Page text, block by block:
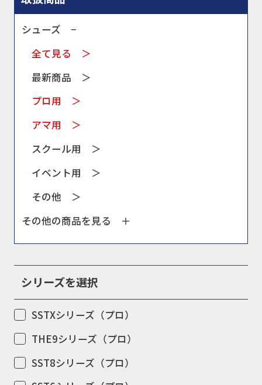
シューズ −
全て見る ＞
最新商品 ＞
プロ用 ＞
アマ用 ＞
スクール用 ＞
イベント用 ＞
その他 ＞
その他の商品を見る ＋
シリーズを選択
SSTXシリーズ（プロ）
THE9シリーズ（プロ）
SST8シリーズ（プロ）